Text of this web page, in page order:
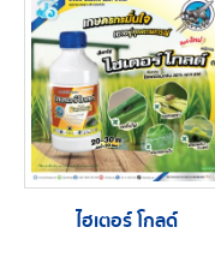
ไฮเตอร์ โกลด์